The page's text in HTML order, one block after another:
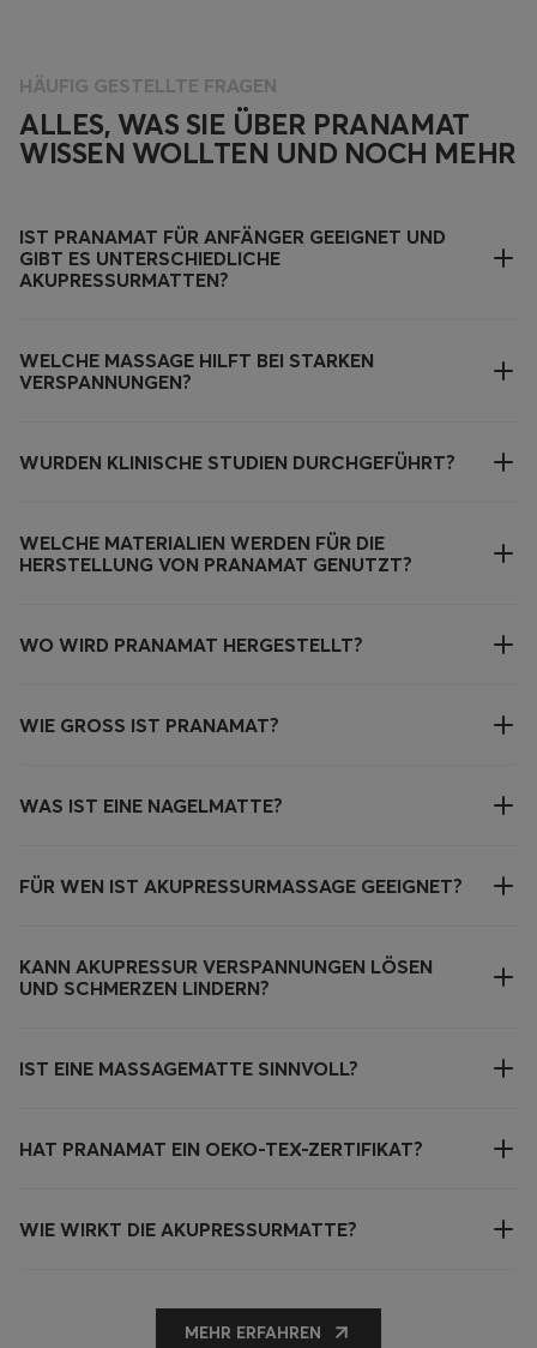
HÄUFIG GESTELLTE FRAGEN
ALLES, WAS SIE ÜBER PRANAMAT
WISSEN WOLLTEN UND NOCH MEHR
IST PRANAMAT FÜR ANFÄNGER GEEIGNET UND
GIBT ES UNTERSCHIEDLICHE
AKUPRESSURMATTEN?
WELCHE MASSAGE HILFT BEI STARKEN
VERSPANNUNGEN?
WURDEN KLINISCHE STUDIEN DURCHGEFÜHRT?
WELCHE MATERIALIEN WERDEN FÜR DIE
HERSTELLUNG VON PRANAMAT GENUTZT?
WO WIRD PRANAMAT HERGESTELLT?
WIE GROSS IST PRANAMAT?
WAS IST EINE NAGELMATTE?
FÜR WEN IST AKUPRESSURMASSAGE GEEIGNET?
KANN AKUPRESSUR VERSPANNUNGEN LÖSEN
UND SCHMERZEN LINDERN?
IST EINE MASSAGEMATTE SINNVOLL?
HAT PRANAMAT EIN OEKO-TEX-ZERTIFIKAT?
WIE WIRKT DIE AKUPRESSURMATTE?
MEHR ERFAHREN